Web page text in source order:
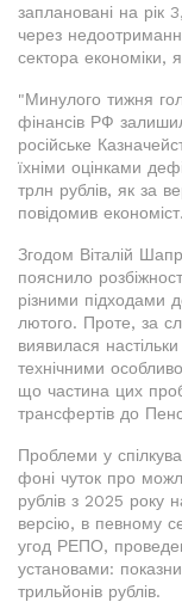
заплановані на рік
через
сектора економіки,
"Минулого тижня
фінансів РФ
російське
їхніми оцінками
трлн рублів, як за
повідомив економіст.
Згодом Віталій
пояснило
різними підходами
лютого. Проте, за
виявилася
технічними
що частина цих
трансфертів до
Проблеми у
фоні чуток про
рублів з 2025 року
версію, в певному
угод РЕПО,
установами:
трильйонів рублів.